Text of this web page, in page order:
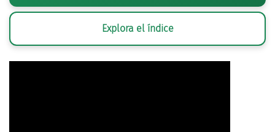
Explora el índice